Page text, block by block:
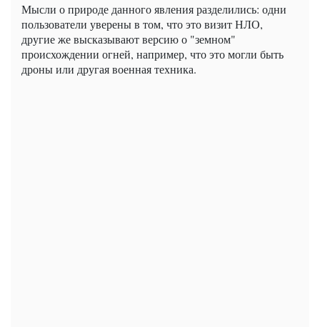
Мысли о природе данного явления разделились: одни
пользователи уверены в том, что это визит НЛО,
другие же высказывают версию о "земном"
происхождении огней, например, что это могли быть
дроны или другая военная техника.